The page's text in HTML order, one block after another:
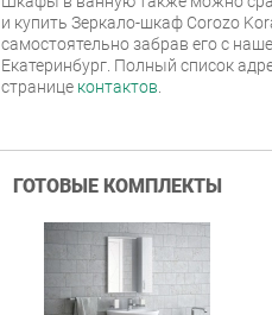
и купить Зеркало-шкаф Corozo
самостоятельно забрав его с
Екатеринбург. Полный список
странице контактов
ГОТОВЫЕ КОМПЛЕКТЫ